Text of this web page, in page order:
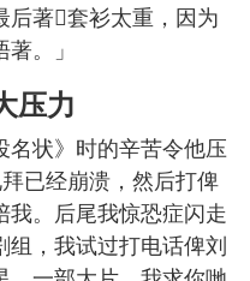
著𠮶套衫太重，因为
。」
压力
名状》时的辛苦令他压
已经崩溃，然后打俾
我。后尾我惊恐症闪走
，我试过打电话俾刘